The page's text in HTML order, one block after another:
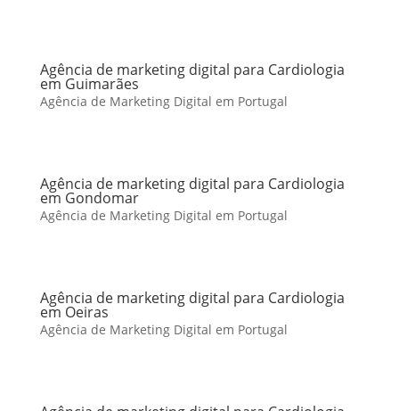
Agência de marketing digital para Cardiologia
em Guimarães
Agência de Marketing Digital em Portugal
Agência de marketing digital para Cardiologia
em Gondomar
Agência de Marketing Digital em Portugal
Agência de marketing digital para Cardiologia
em Oeiras
Agência de Marketing Digital em Portugal